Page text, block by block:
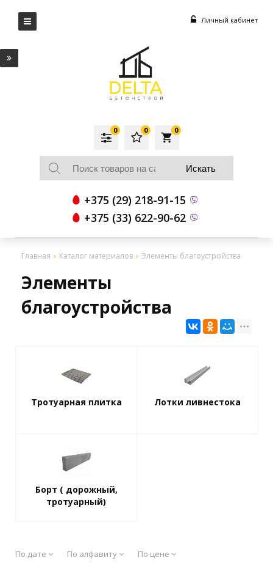
Личный кабинет
local_grocery_store
0
0
0
+375 (29) 218-91-15
+375 (33) 622-90-62
Главная Каталог материалов Элементы благоустройства
Элементы
благоустройства
Тротуарная плитка Лотки ливнестока
Борт ( дорожный,
тротуарный)
По дате По алфавиту По цене